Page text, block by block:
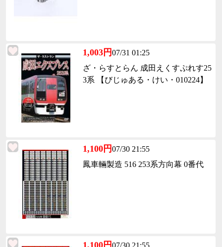
1,003円07/31 01:25
ざ・らすとらん 成田えくすぷれす25
3系 【びじゅある・けい・010224】
1,100円07/30 21:55
鳳車輛製造 516 253系方向幕 0番代
1,100円07/30 21:55